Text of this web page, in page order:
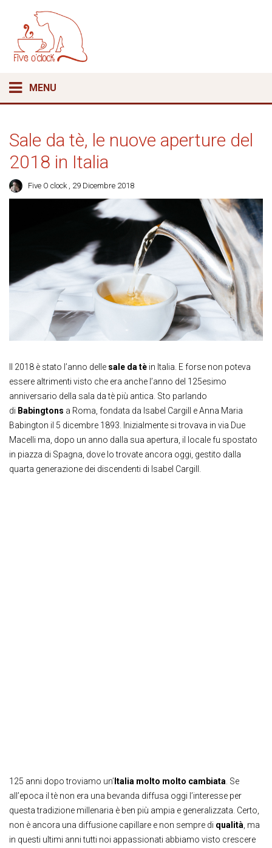
MENU
Sale da tè, le nuove aperture del
2018 in Italia
Five O clock , 29 Dicembre 2018
Il 2018 è stato l’anno delle sale da tè in Italia. E forse non poteva
essere altrimenti visto che era anche l’anno del 125esimo
anniversario della sala da tè più antica. Sto parlando
di Babingtons a Roma, fondata da Isabel Cargill e Anna Maria
Babington il 5 dicembre 1893. Inizialmente si trovava in via Due
Macelli ma, dopo un anno dalla sua apertura, il locale fu spostato
in piazza di Spagna, dove lo trovate ancora oggi, gestito dalla
quarta generazione dei discendenti di Isabel Cargill.
125 anni dopo troviamo un’ Italia molto molto cambiata. Se
all’epoca il tè non era una bevanda diffusa oggi l’interesse per
questa tradizione millenaria è ben più ampia e generalizzata. Certo,
non è ancora una diffusione capillare e non sempre di qualità, ma
in questi ultimi anni tutti noi appassionati abbiamo visto crescere